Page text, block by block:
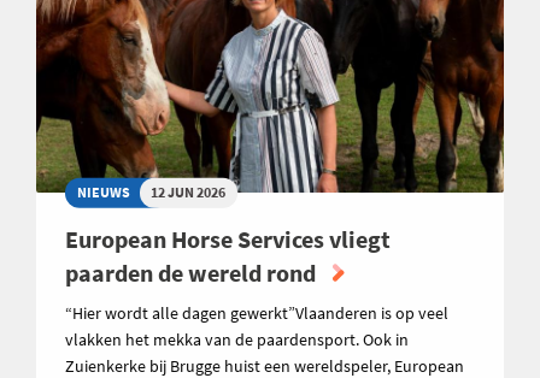
NIEUWS 12 JUN 2026
European Horse Services vliegt
paarden de wereld rond
“Hier wordt alle dagen gewerkt”Vlaanderen is op veel
vlakken het mekka van de paardensport. Ook in
Zuienkerke bij Brugge huist een wereldspeler, European